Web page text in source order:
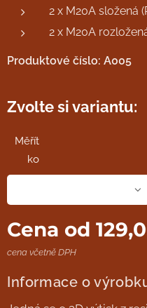
2 x M20A složená
2 x M20A
Produktové číslo: A005
Zvolte si variantu:
Měřít
ko
Cena od
cena včetně DPH
Informace o